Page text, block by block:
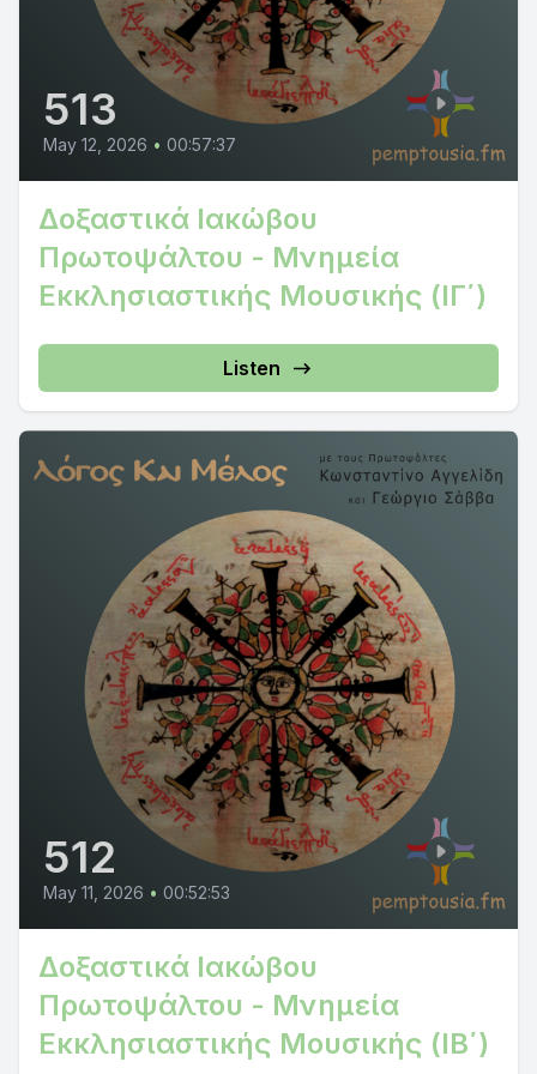
513
May 12, 2026 • 00:57:37
Δοξαστικά Ιακώβου
Πρωτοψάλτου - Μνημεία
Εκκλησιαστικής Μουσικής (ΙΓ΄)
Listen
512
May 11, 2026 • 00:52:53
Δοξαστικά Ιακώβου
Πρωτοψάλτου - Μνημεία
Εκκλησιαστικής Μουσικής (ΙΒ΄)